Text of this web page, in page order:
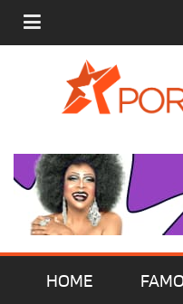
HOME